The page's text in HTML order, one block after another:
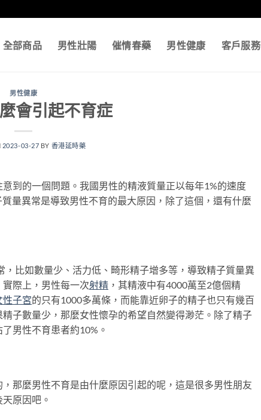
全部商品 男性壯陽 催情春藥 男性健康 客戶服務
男性健康
會引起不育症
2023-03-27 BY 香港延時藥
到的一個問題。我國男性的精液質量正以每年1%的速度
量異常是導致男性不育的最大原因，除了這個，還有什麼
比如數量少、活力低、畸形精子增多等，導致精子質量異
際上，男性每一次射精 ，其精液中有4000萬至2億個精
性子宮的只有1000多萬條，而能靠近卵子的精子也只有幾百
子數量少，那麼女性懷孕的希望自然變得渺茫。除了精子
男性不育患者約10%。
麼男性不育是由什麼原因引起的呢，這是很多男性朋友
原因吧。